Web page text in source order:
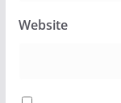
Website